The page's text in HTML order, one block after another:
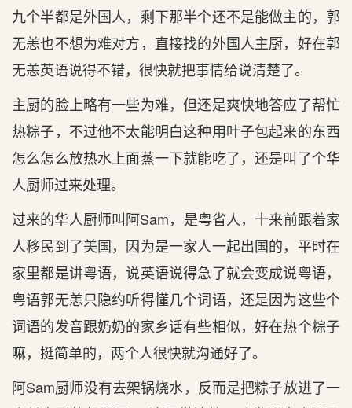
九个半都是外国人，剩下那半个还不是能做主的，郭
无恙也不想为难对方，直接找的外国人主厨，好在郭
无恙英语说得不错，很快就把事情给说清楚了。
主厨的脸上略有一些为难，但还是爽快地答应了帮忙
热粽子，不过他不太能明白这种用叶子包起来的东西
怎么怎么放热水上面蒸一下就能吃了，还是叫了个华
人厨师过来处理。
过来的华人厨师叫阿Sam，是粤省人，十来前跟着家
人移民到了美国，因为是一家人一起出国的，平时在
家里都是讲粤语，说英语说得急了就会变成说粤语，
粤语郭无恙只隐约听得懂几个词语，还是因为这些个
词语的发音跟奶奶的家乡话有些相似，好在热个粽子
嘛，挺简单的，两个人很快就沟通好了。
阿Sam厨师没有去架锅烧水，反而是把粽子放进了一